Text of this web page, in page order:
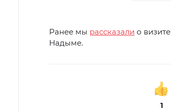
Ранее мы рассказали о
Надыме.
1